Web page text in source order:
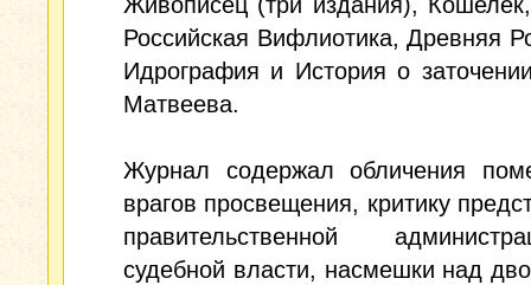
Российская Вифлиотика, Древняя
Идрография и История о
Матвеева.
Журнал содержал обличения
врагов просвещения, критику
правительственной
судебной власти, насмешки над